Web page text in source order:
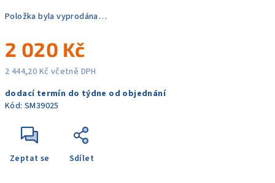
Položka byla vyprodána…
2 020 Kč
2 444,20 Kč včetně DPH
cena:
dodací termín do týdne od objednání
Kód: SM39025
Zeptat se Sdílet